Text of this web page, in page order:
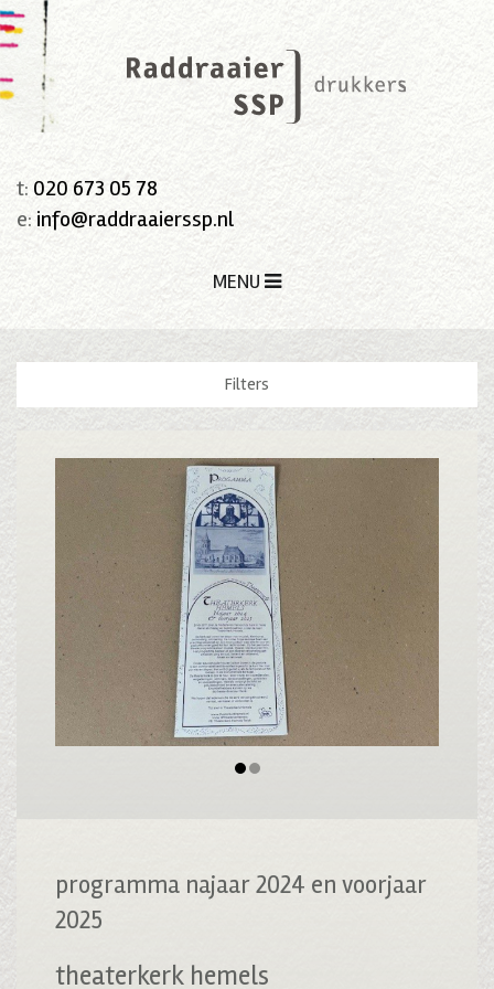
t: 020 673 05 78
e: info@raddraaierssp.nl
MENU
Filters
programma najaar 2024 en voorjaar
2025
theaterkerk hemels